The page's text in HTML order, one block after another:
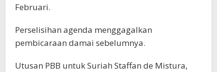
Februari.
Perselisihan agenda menggagalkan
pembicaraan damai sebelumnya.
Utusan PBB untuk Suriah Staffan de Mistura,